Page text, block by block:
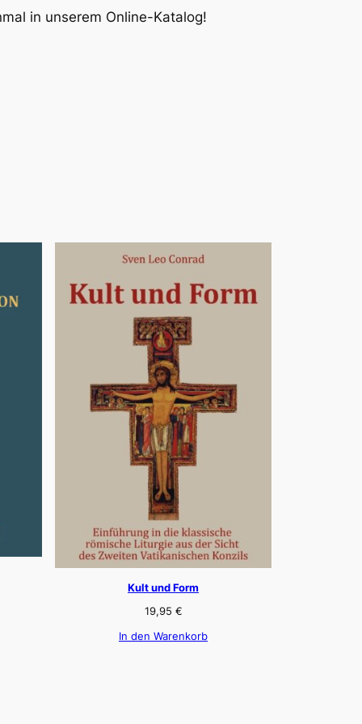
in unserem Online-Katalog!
Kult und Form
19,95 €
In den Warenkorb